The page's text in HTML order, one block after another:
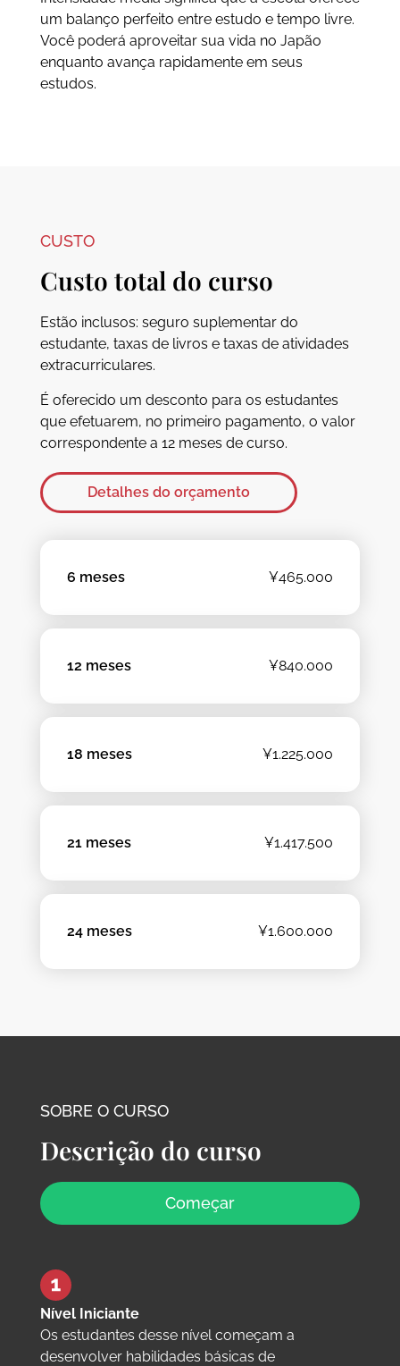
um balanço perfeito entre estudo e tempo livre.
Você poderá aproveitar sua vida no Japão
enquanto avança rapidamente em seus
estudos.
6 meses ¥465.000
12 meses ¥840.000
18 meses ¥1.225.000
21 meses ¥1.417.500
24 meses ¥1.600.000
CUSTO
Custo total do curso
Estão inclusos: seguro suplementar do
estudante, taxas de livros e taxas de atividades
extracurriculares.
É oferecido um desconto para os estudantes
que efetuarem, no primeiro pagamento, o valor
correspondente a 12 meses de curso.
Detalhes do orçamento
SOBRE O CURSO
Descrição do curso
Começar
Nível Iniciante
Os estudantes desse nível começam a
desenvolver habilidades básicas de